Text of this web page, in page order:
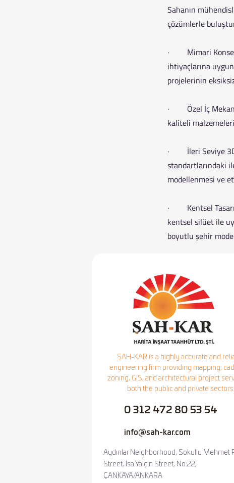
Sahanın
çözümlerle
· Mimari
ihtiyaçlarına
projelerinin
· Özel İç Mekan
kaliteli
· İleri Seviye 3D
standartlarındaki
modellenmesi ve
· Kentsel
kentsel silüet ile
boyutlu şehir
ŞAH-KAR is a highly accurate and
engineering firm providing mapping,
zoning, GIS, and architectural project
both the public and private sectors.
0 312 472 80 53 54
info@sah-kar.com
Aydınlar Neighborhood, Sokullu Mehmet
Street, İsa Yalçın Street, No:22,
ÇANKAYA/ANKARA